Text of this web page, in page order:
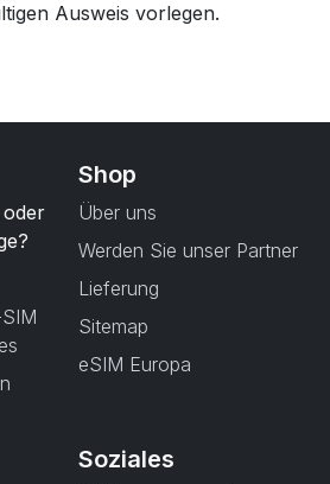
Ausweis vorlegen.
oder
Shop
Über uns
Werden Sie unser Partner
Lieferung
Sitemap
eSIM Europa
Soziales